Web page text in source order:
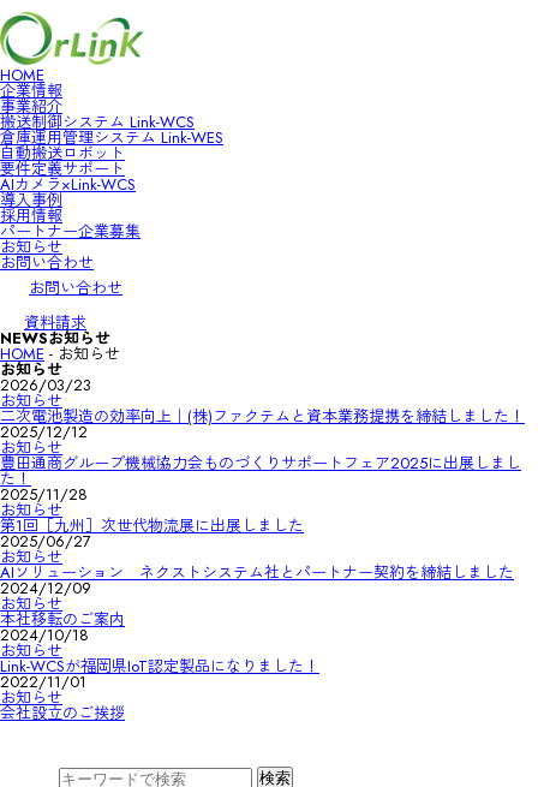
HOME
企業情報
事業紹介
搬送制御システム Link-WCS
倉庫運用管理システム Link-WES
自動搬送ロボット
要件定義サポート
AIカメラ×Link-WCS
導入事例
採用情報
パートナー企業募集
お知らせ
お問い合わせ
お問い合わせ
資料請求
NEWSお知らせ
HOME - お知らせ
お知らせ
2026/03/23
お知らせ
二次電池製造の効率向上｜(株)ファクテムと資本業務提携を締結しました！
2025/12/12
お知らせ
豊田通商グループ機械協力会ものづくりサポートフェア2025に出展しまし
た！
2025/11/28
お知らせ
第1回［九州］次世代物流展に出展しました
2025/06/27
お知らせ
AIソリューション ネクストシステム社とパートナー契約を締結しました
2024/12/09
お知らせ
本社移転のご案内
2024/10/18
お知らせ
Link-WCSが福岡県IoT認定製品になりました！
2022/11/01
お知らせ
会社設立のご挨拶
HOME
企業情報
事業紹介
搬送制御システム Link-WCS
倉庫運用管理システム Link-WES
自動搬送ロボット
要件定義サポート
AIカメラ×Link-WCS
導入事例
採用情報
パートナー企業募集
お知らせ
お問い合わせ